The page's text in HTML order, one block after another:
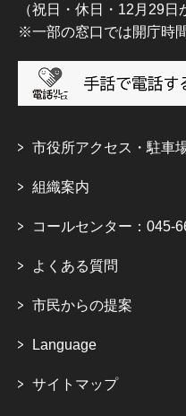
（祝日・休日・12月29日
※一部の窓口では開庁時
市役所アクセス・駐車
組織案内
コールセンター：045-
よくある質問
市民からの提案
Language
サイトマップ